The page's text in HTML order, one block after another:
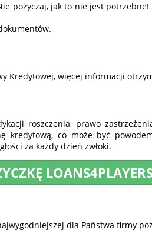
pożyczaj, jak to nie jest
Kredytowej, więcej informacji
roszczenia, prawo
co może być
za każdy dzień zwłoki.
dla Państwa firmy